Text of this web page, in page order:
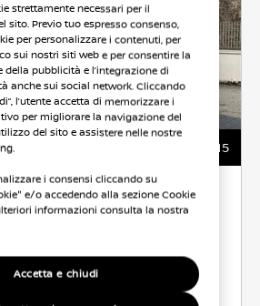
15
strettamente necessari per il
sito. Previo tuo espresso consenso,
per personalizzare i contenuti, per
sui nostri siti web e per consentire la
della pubblicità e l’integrazione di
anche sui social network. Cliccando
l’utente accetta di memorizzare i
per migliorare la navigazione del
del sito e assistere nelle nostre
i consensi cliccando su
e/o accedendo alla sezione Cookie
informazioni consulta la nostra
Accetta e chiudi